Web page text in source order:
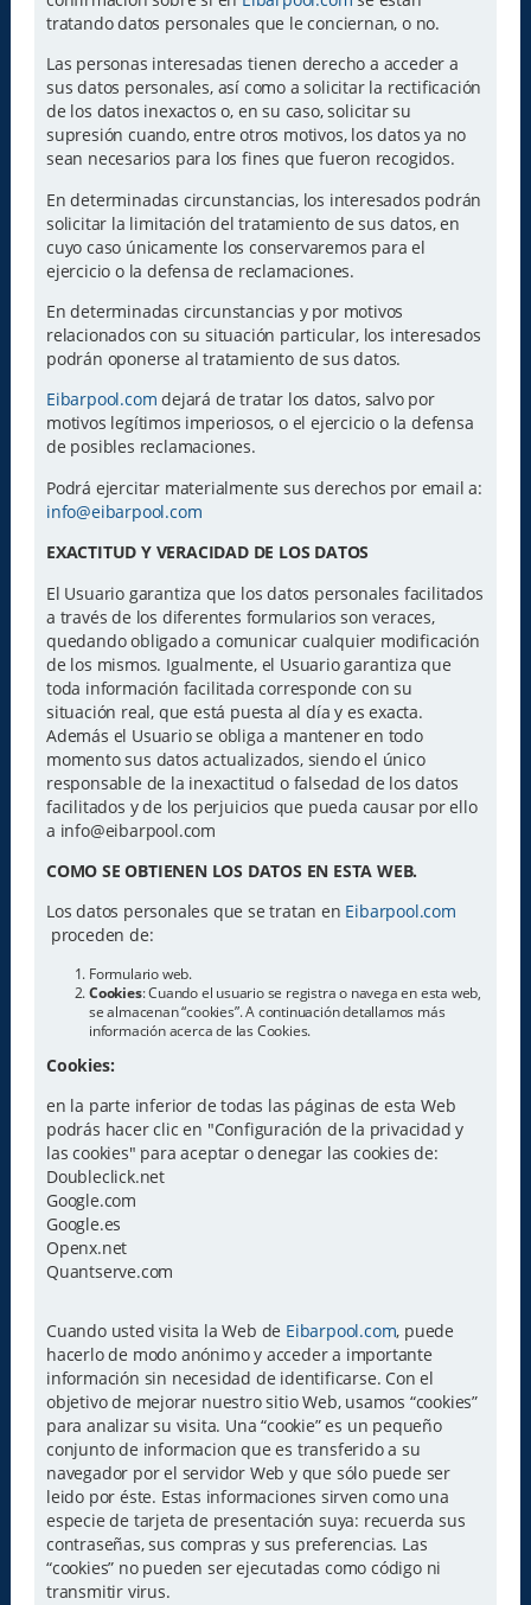
tratando datos personales que le conciernan, o no.
Las personas interesadas tienen derecho a acceder a
sus datos personales, así como a solicitar la rectificación
de los datos inexactos o, en su caso, solicitar su
supresión cuando, entre otros motivos, los datos ya no
sean necesarios para los fines que fueron recogidos.
En determinadas circunstancias, los interesados podrán
solicitar la limitación del tratamiento de sus datos, en
cuyo caso únicamente los conservaremos para el
ejercicio o la defensa de reclamaciones.
En determinadas circunstancias y por motivos
relacionados con su situación particular, los interesados
podrán oponerse al tratamiento de sus datos.
Eibarpool.com dejará de tratar los datos, salvo por
motivos legítimos imperiosos, o el ejercicio o la defensa
de posibles reclamaciones.
Podrá ejercitar materialmente sus derechos por email a:
info@eibarpool.com
EXACTITUD Y VERACIDAD DE LOS DATOS
El Usuario garantiza que los datos personales facilitados
a través de los diferentes formularios son veraces,
quedando obligado a comunicar cualquier modificación
de los mismos. Igualmente, el Usuario garantiza que
toda información facilitada corresponde con su
situación real, que está puesta al día y es exacta.
Además el Usuario se obliga a mantener en todo
momento sus datos actualizados, siendo el único
responsable de la inexactitud o falsedad de los datos
facilitados y de los perjuicios que pueda causar por ello
a info@eibarpool.com
COMO SE OBTIENEN LOS DATOS EN ESTA WEB.
Los datos personales que se tratan en Eibarpool.com
proceden de:
Formulario web.
Cookies: Cuando el usuario se registra o navega en esta web,
se almacenan “cookies”. A continuación detallamos más
información acerca de las Cookies.
Cookies:
en la parte inferior de todas las páginas de esta Web
podrás hacer clic en "Configuración de la privacidad y
las cookies" para aceptar o denegar las cookies de:
Doubleclick.net
Google.com
Google.es
Openx.net
Quantserve.com
Cuando usted visita la Web de Eibarpool.com, puede
hacerlo de modo anónimo y acceder a importante
información sin necesidad de identificarse. Con el
objetivo de mejorar nuestro sitio Web, usamos “cookies”
para analizar su visita. Una “cookie” es un pequeño
conjunto de informacion que es transferido a su
navegador por el servidor Web y que sólo puede ser
leido por éste. Estas informaciones sirven como una
especie de tarjeta de presentación suya: recuerda sus
contraseñas, sus compras y sus preferencias. Las
“cookies” no pueden ser ejecutadas como código ni
transmitir virus.